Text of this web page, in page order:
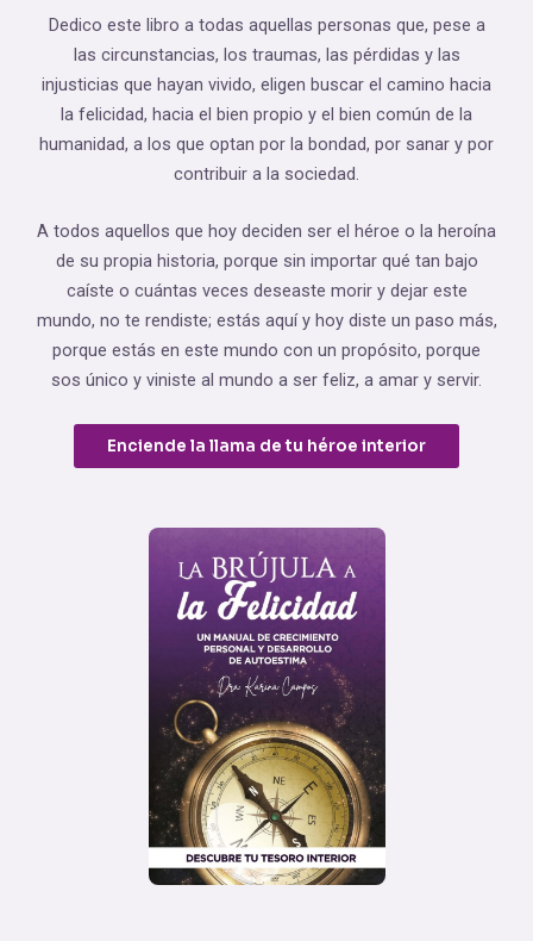
Dedico este libro a todas aquellas personas que, pese a
las circunstancias, los traumas, las pérdidas y las
injusticias que hayan vivido, eligen buscar el camino hacia
la felicidad, hacia el bien propio y el bien común de la
humanidad, a los que optan por la bondad, por sanar y por
contribuir a la sociedad.
A todos aquellos que hoy deciden ser el héroe o la heroína
de su propia historia, porque sin importar qué tan bajo
caíste o cuántas veces deseaste morir y dejar este
mundo, no te rendiste; estás aquí y hoy diste un paso más,
porque estás en este mundo con un propósito, porque
sos único y viniste al mundo a ser feliz, a amar y servir.
Enciende la llama de tu héroe interior